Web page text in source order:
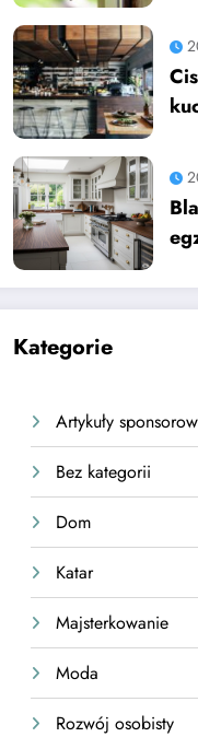
Kategorie
Artykuły
Bez kategorii
Dom
Katar
Majsterkowanie
Moda
Rozwój osobisty